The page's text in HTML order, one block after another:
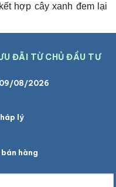
hợp cây xanh đem lại
ĐÃI TỪ CHỦ ĐẦU TƯ
09/08/2026
lý
hàng